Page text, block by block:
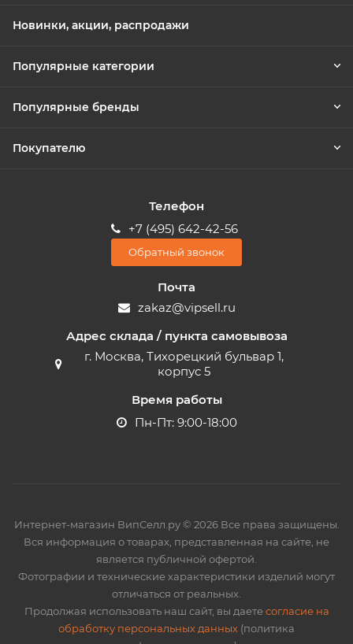
Новинки, акции, распродажи
Популярные категории
Популярные бренды
Покупателю
Телефон
+7 (495) 642-42-56
Обратный звонок
Почта
zakaz@vipsell.ru
Адрес склада / пункта самовывоза
г. Москва, Тихорецкий бульвар 1,
корпус 5
Время работы
Пн-Пт: 9:00-18:00
Интернет-магазин ВипСелл.ру © 2026 Все права защищены.
Вся информация о товарах, представленная на сайте, не
является публичной офертой.
Фотографии и технические характеристики изделий могут
отличаться от реальных.
Продолжая использовать наш сайт, вы даетесогласие на
обработку персональных данных (политика